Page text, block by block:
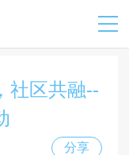
社区共融--
分享